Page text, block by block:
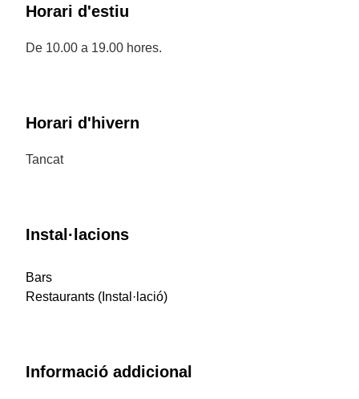
Horari d'estiu
De 10.00 a 19.00 hores.
Horari d'hivern
Tancat
Instal·lacions
Bars
Restaurants (Instal·lació)
Informació addicional